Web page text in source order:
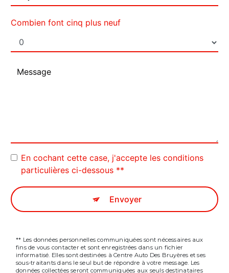
Combien font cinq plus neuf
En cochant cette case, j'accepte les conditions
particulières ci-dessous **
Envoyer
** Les données personnelles communiquées sont nécessaires aux
fins de vous contacter et sont enregistrées dans un fichier
informatisé. Elles sont destinées à Centre Auto Des Bruyères et ses
sous-traitants dans le seul but de répondre à votre message. Les
données collectées seront communiquées aux seuls destinataires